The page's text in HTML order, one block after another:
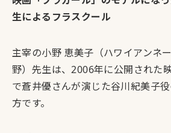
生によるフラスクール
主宰の小野 恵美子（ハワイアンネ
野）先生は、2006年に公開された
で蒼井優さんが演じた谷川紀美子
方です。